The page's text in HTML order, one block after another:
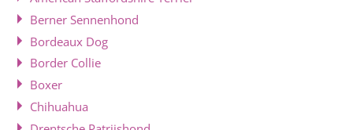
Berner Sennenhond
Bordeaux Dog
Border Collie
Boxer
Chihuahua